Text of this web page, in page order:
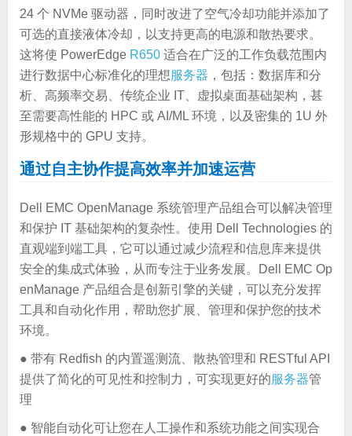
24 个 NVMe 驱动器，同时改进了空气冷却功能并添加了
可选的直接液体冷却，以支持更高的电源和散热要求。
这将使 PowerEdge R650适合在广泛的工作负载范围内
进行数据中心标准化的理想服务器 ，包括：数据库和分
析、高频率交易、传统企业 IT、虚拟桌面基础架构，甚
至需要高性能的 HPC 或 AI/ML 环境，以及密集的 1U 外
形规格中的 GPU 支持。
通过自主协作提高效率并加速运营
Dell EMC OpenManage 系统管理产品组合可以解决管理
和保护 IT 基础架构的复杂性。使用 Dell Technologies 的
直观端到端工具，它可以通过减少流程和信息库来提供
安全的集成式体验，从而专注于业务发展。Dell EMC Op
enManage 产品组合是创新引擎的关键，可以充分发挥
工具和自动化作用，帮助您扩展、管理和保护您的技术
环境。
● 带有 Redfish 的内置遥测流、散热管理和 RESTful API
提供了简化的可见性和控制力，可实现更好的服务器管
理
● 智能自动化可让您在人工操作和系统功能之间实现合